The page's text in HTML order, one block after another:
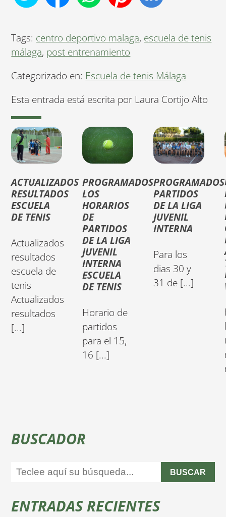
Tags: centro deportivo malaga, escuela de tenis
málaga, post entrenamiento
Categorizado en: Escuela de tenis Málaga
Esta entrada está escrita por Laura Cortijo Alto
ACTUALIZADOS
RESULTADOS
ESCUELA
DE TENIS
Actualizados
resultados
escuela de
tenis
Actualizados
resultados
[...]
PROGRAMADOS
LOS
HORARIOS
DE
PARTIDOS
DE LA LIGA
JUVENIL
INTERNA
ESCUELA
DE TENIS
Horario de
partidos
para el 15,
16 [...]
PROGRAMADOS
PARTIDOS
DE LA LIGA
JUVENIL
INTERNA
Para los
dias 30 y
31 de [...]
BUSCADOR
BUSCAR
ENTRADAS RECIENTES